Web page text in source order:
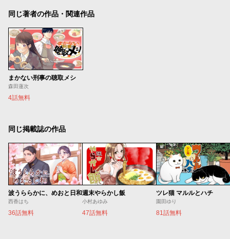
同じ著者の作品・関連作品
まかない刑事の聴取メシ
森田蓮次
4話無料
同じ掲載誌の作品
波うららかに、めおと日和
西香はち
36話無料
週末やらかし飯
小村あゆみ
47話無料
ツレ猫 マルルとハチ
園田ゆり
81話無料